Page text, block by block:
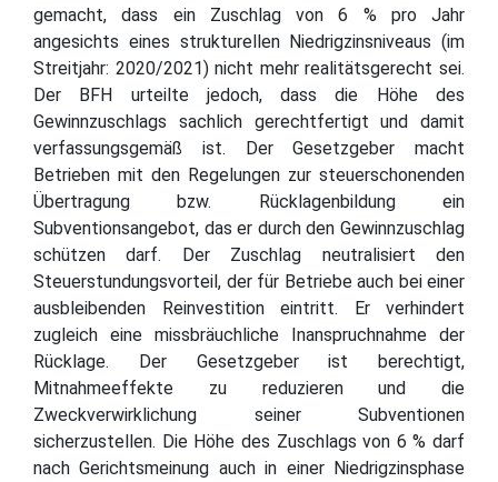
gemacht, dass ein Zuschlag von 6 % pro Jahr
angesichts eines strukturellen Niedrigzinsniveaus (im
Streitjahr: 2020/2021) nicht mehr realitätsgerecht sei.
Der BFH urteilte jedoch, dass die Höhe des
Gewinnzuschlags sachlich gerechtfertigt und damit
verfassungsgemäß ist. Der Gesetzgeber macht
Betrieben mit den Regelungen zur steuerschonenden
Übertragung bzw. Rücklagenbildung ein
Subventionsangebot, das er durch den Gewinnzuschlag
schützen darf. Der Zuschlag neutralisiert den
Steuerstundungsvorteil, der für Betriebe auch bei einer
ausbleibenden Reinvestition eintritt. Er verhindert
zugleich eine missbräuchliche Inanspruchnahme der
Rücklage. Der Gesetzgeber ist berechtigt,
Mitnahmeeffekte zu reduzieren und die
Zweckverwirklichung seiner Subventionen
sicherzustellen. Die Höhe des Zuschlags von 6 % darf
nach Gerichtsmeinung auch in einer Niedrigzinsphase